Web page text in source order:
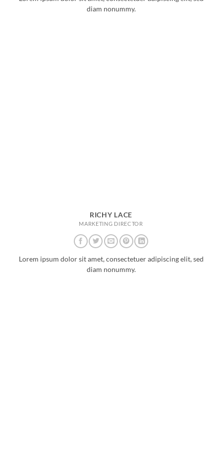
diam nonummy.
RICHY LACE
MARKETING DIRECTOR
Lorem ipsum dolor sit amet, consectetuer adipiscing elit, sed
diam nonummy.